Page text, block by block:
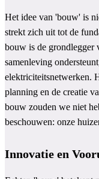
Het idee van 'bouw' is
strekt zich uit tot de
bouw is de grondlegger
samenleving
elektriciteitsnetwerken.
planning en de creatie
bouw zouden we niet
beschouwen: onze
Innovatie en